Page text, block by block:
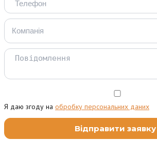
Я даю згоду на обробку персональних даних